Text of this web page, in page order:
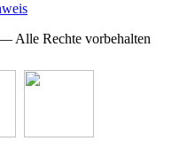
Alle Rechte vorbehalten